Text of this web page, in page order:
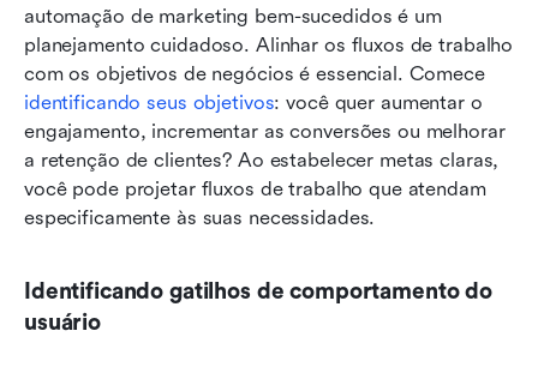
automação de marketing bem-sucedidos é um
planejamento cuidadoso. Alinhar os fluxos de trabalho
com os objetivos de negócios é essencial. Comece
identificando seus objetivos: você quer aumentar o
engajamento, incrementar as conversões ou melhorar
a retenção de clientes? Ao estabelecer metas claras,
você pode projetar fluxos de trabalho que atendam
especificamente às suas necessidades.
Identificando gatilhos de comportamento do
usuário